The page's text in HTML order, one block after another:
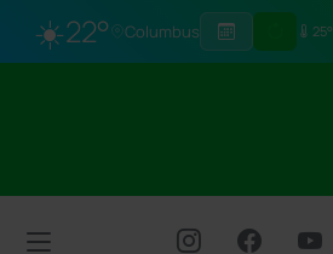
☀️22° Columbus 25°